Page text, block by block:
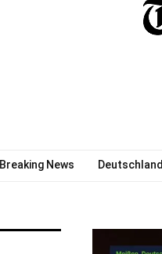
Breaking News Deutschland